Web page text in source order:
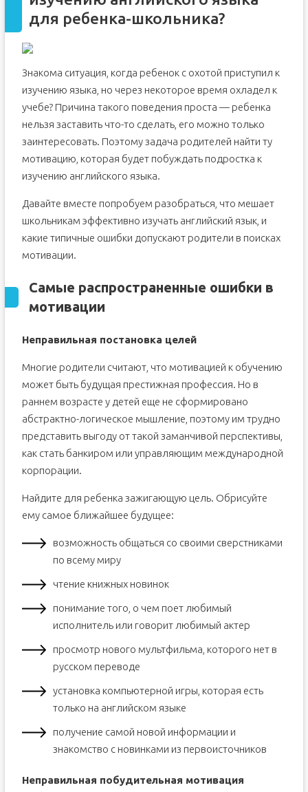
для ребенка-школьника?
Знакома ситуация, когда ребенок с охотой приступил к
изучению языка, но через некоторое время охладел к
учебе? Причина такого поведения проста — ребенка
нельзя заставить что-то сделать, его можно только
заинтересовать. Поэтому задача родителей найти ту
мотивацию, которая будет побуждать подростка к
изучению английского языка.
Давайте вместе попробуем разобраться, что мешает
школьникам эффективно изучать английский язык, и
какие типичные ошибки допускают родители в поисках
мотивации.
Самые распространенные ошибки в
мотивации
Неправильная постановка целей
Многие родители считают, что мотивацией к обучению
может быть будущая престижная профессия. Но в
раннем возрасте у детей еще не сформировано
абстрактно-логическое мышление, поэтому им трудно
представить выгоду от такой заманчивой перспективы,
как стать банкиром или управляющим международной
корпорации.
Найдите для ребенка зажигающую цель. Обрисуйте
ему самое ближайшее будущее:
возможность общаться со своими сверстниками
по всему миру
чтение книжных новинок
понимание того, о чем поет любимый
исполнитель или говорит любимый актер
просмотр нового мультфильма, которого нет в
русском переводе
установка компьютерной игры, которая есть
только на английском языке
получение самой новой информации и
знакомство с новинками из первоисточников
Неправильная побудительная мотивация